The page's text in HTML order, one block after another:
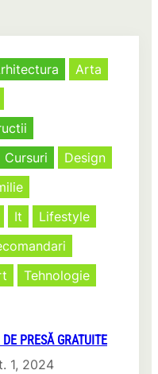
Arta
Cursuri
Design
It
Lifestyle
Tehnologie
PRESĂ GRATUITE
1, 2024